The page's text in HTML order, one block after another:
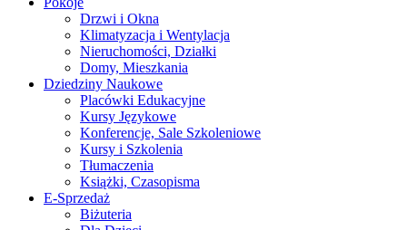
Drzwi i Okna
Klimatyzacja i Wentylacja
Nieruchomości, Działki
Domy, Mieszkania
Dziedziny Naukowe
Placówki Edukacyjne
Kursy Językowe
Konferencje, Sale Szkoleniowe
Kursy i Szkolenia
Tłumaczenia
Książki, Czasopisma
E-Sprzedaż
Biżuteria